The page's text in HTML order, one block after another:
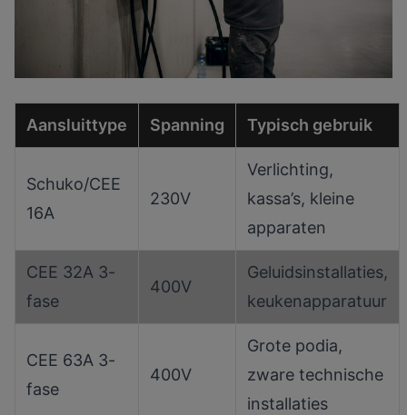
Aansluittype Spanning Typisch gebruik
Schuko/CEE
16A
230V
Verlichting,
kassa’s, kleine
apparaten
CEE 32A 3-
fase
400V
Geluidsinstallaties,
keukenapparatuur
CEE 63A 3-
fase
400V
Grote podia,
zware technische
installaties